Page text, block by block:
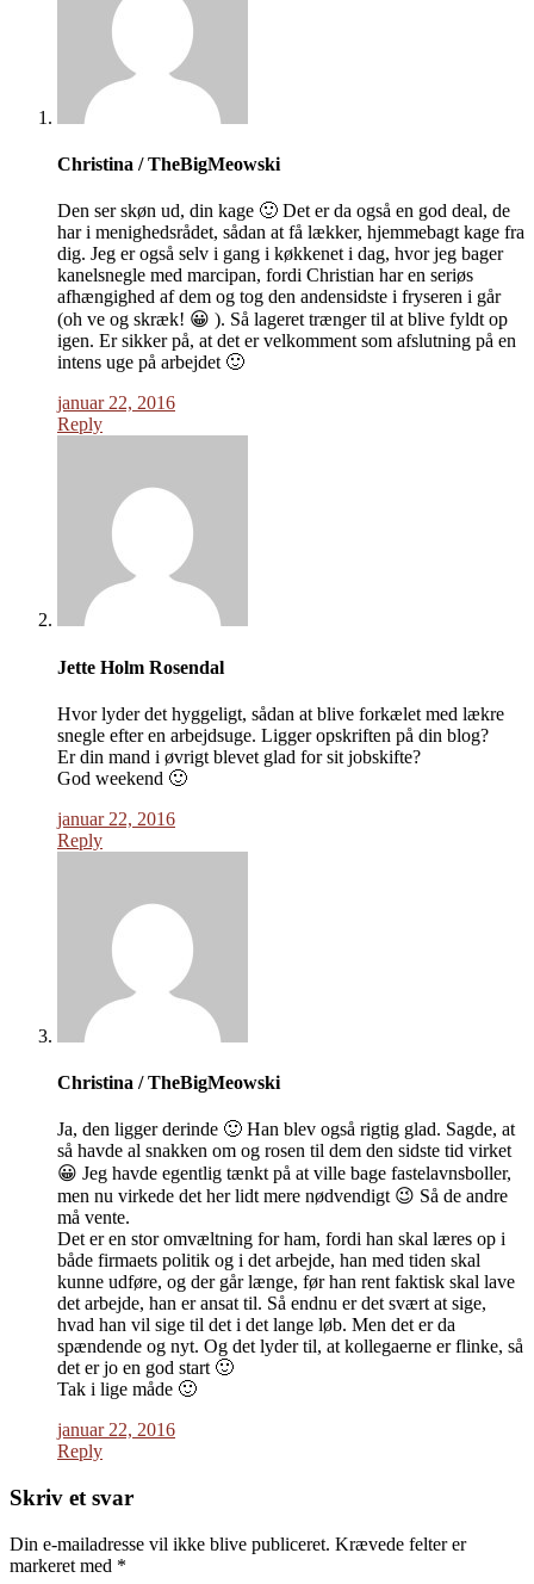
Christina / TheBigMeowski
Den ser skøn ud, din kage 🙂 Det er da også en god deal, de
har i menighedsrådet, sådan at få lækker, hjemmebagt kage fra
dig. Jeg er også selv i gang i køkkenet i dag, hvor jeg bager
kanelsnegle med marcipan, fordi Christian har en seriøs
afhængighed af dem og tog den andensidste i fryseren i går
(oh ve og skræk! 😀 ). Så lageret trænger til at blive fyldt op
igen. Er sikker på, at det er velkomment som afslutning på en
intens uge på arbejdet 🙂
januar 22, 2016
Reply
Jette Holm Rosendal
Hvor lyder det hyggeligt, sådan at blive forkælet med lækre
snegle efter en arbejdsuge. Ligger opskriften på din blog?
Er din mand i øvrigt blevet glad for sit jobskifte?
God weekend 🙂
januar 22, 2016
Reply
Christina / TheBigMeowski
Ja, den ligger derinde 🙂 Han blev også rigtig glad. Sagde, at
så havde al snakken om og rosen til dem den sidste tid virket
😀 Jeg havde egentlig tænkt på at ville bage fastelavnsboller,
men nu virkede det her lidt mere nødvendigt 😉 Så de andre
må vente.
Det er en stor omvæltning for ham, fordi han skal læres op i
både firmaets politik og i det arbejde, han med tiden skal
kunne udføre, og der går længe, før han rent faktisk skal lave
det arbejde, han er ansat til. Så endnu er det svært at sige,
hvad han vil sige til det i det lange løb. Men det er da
spændende og nyt. Og det lyder til, at kollegaerne er flinke, så
det er jo en god start 🙂
Tak i lige måde 🙂
januar 22, 2016
Reply
Skriv et svar
Din e-mailadresse vil ikke blive publiceret. Krævede felter er
markeret med *